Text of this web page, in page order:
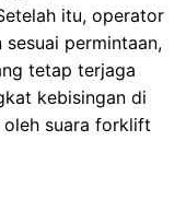
itu, operator
permintaan,
tetap terjaga
kebisingan di
suara forklift